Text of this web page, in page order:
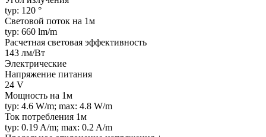
typ: 120 °
Световой поток на 1м
typ: 660 lm/m
Расчетная световая эффективность
143 лм/Вт
Электрические
Напряжение питания
24 V
Мощность на 1м
typ: 4.6 W/m; max: 4.8 W/m
Ток потребления 1м
typ: 0.19 A/m; max: 0.2 A/m